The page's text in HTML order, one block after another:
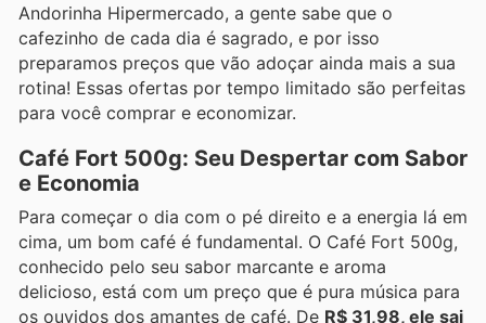
Andorinha Hipermercado, a gente sabe que o
cafezinho de cada dia é sagrado, e por isso
preparamos preços que vão adoçar ainda mais a sua
rotina! Essas ofertas por tempo limitado são perfeitas
para você comprar e economizar.
Café Fort 500g: Seu Despertar com Sabor
e Economia
Para começar o dia com o pé direito e a energia lá em
cima, um bom café é fundamental. O Café Fort 500g,
conhecido pelo seu sabor marcante e aroma
delicioso, está com um preço que é pura música para
os ouvidos dos amantes de café. De R$ 31,98, ele sai